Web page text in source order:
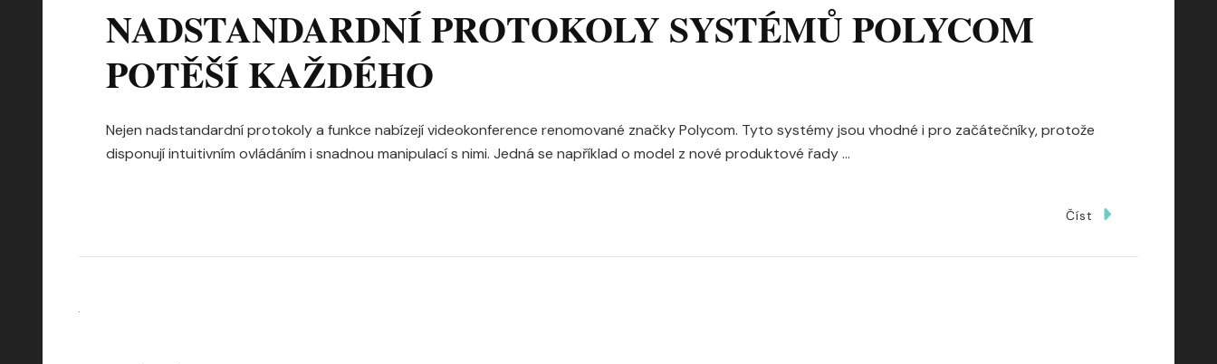
NADSTANDARDNÍ PROTOKOLY SYSTÉMŮ POLYCOM
POTĚŠÍ KAŽDÉHO
Nejen nadstandardní protokoly a funkce nabízejí videokonference renomované značky Polycom. Tyto systémy jsou vhodné i pro začátečníky, protože
disponují intuitivním ovládáním i snadnou manipulací s nimi. Jedná se například o model z nové produktové řady …
Číst